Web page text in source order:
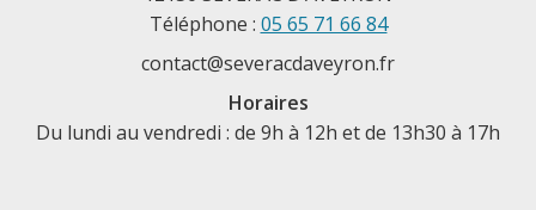
Téléphone : 05 65 71 66 84
contact@severacdaveyron.fr
Horaires
Du lundi au vendredi : de 9h à 12h et de 13h30 à 17h